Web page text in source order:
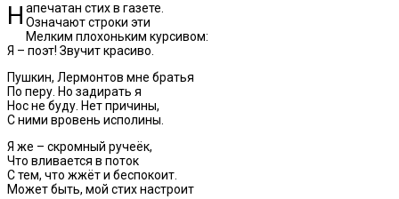
Напечатан стих в газете.
Означают строки эти
Мелким плохоньким курсивом:
Я – поэт! Звучит красиво.
Пушкин, Лермонтов мне братья
По перу. Но задирать я
Нос не буду. Нет причины,
С ними вровень исполины.
Я же – скромный ручеёк,
Что вливается в поток
С тем, что жжёт и беспокоит.
Может быть, мой стих настроит